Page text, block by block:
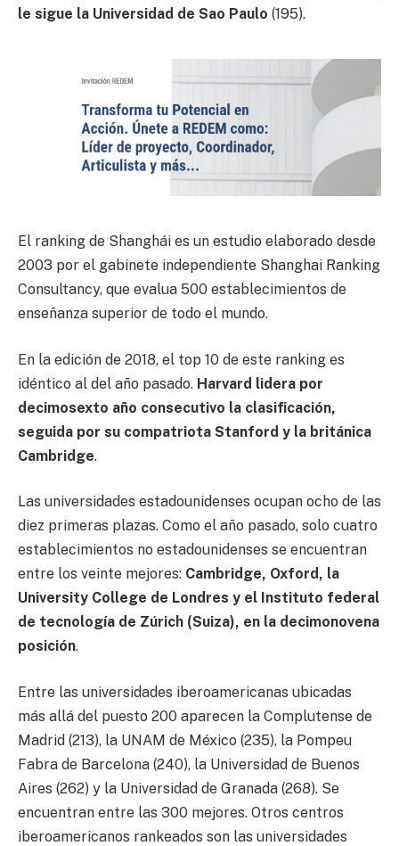
le sigue la Universidad de Sao Paulo (195).
El ranking de Shanghái es un estudio elaborado desde
2003 por el gabinete independiente Shanghai Ranking
Consultancy, que evalua 500 establecimientos de
enseñanza superior de todo el mundo.
En la edición de 2018, el top 10 de este ranking es
idéntico al del año pasado. Harvard lidera por
decimosexto año consecutivo la clasificación,
seguida por su compatriota Stanford y la británica
Cambridge.
Las universidades estadounidenses ocupan ocho de las
diez primeras plazas. Como el año pasado, solo cuatro
establecimientos no estadounidenses se encuentran
entre los veinte mejores: Cambridge, Oxford, la
University College de Londres y el Instituto federal
de tecnología de Zúrich (Suiza), en la decimonovena
posición.
Entre las universidades iberoamericanas ubicadas
más allá del puesto 200 aparecen la Complutense de
Madrid (213), la UNAM de México (235), la Pompeu
Fabra de Barcelona (240), la Universidad de Buenos
Aires (262) y la Universidad de Granada (268). Se
encuentran entre las 300 mejores. Otros centros
iberoamericanos rankeados son las universidades